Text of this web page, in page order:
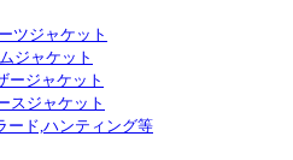
ツジャケット
ジャケット
ージャケット
スジャケット
ード,ハンティング等